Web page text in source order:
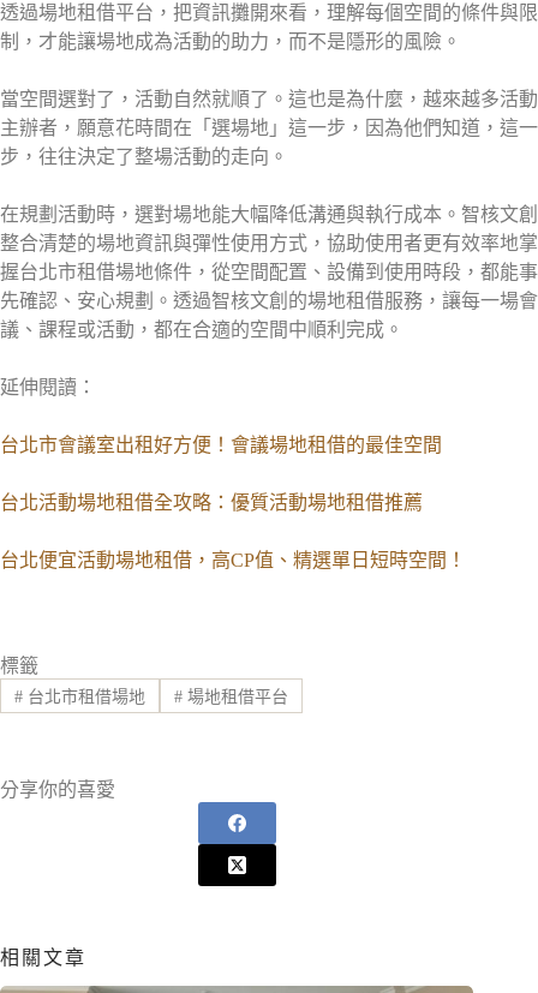
透過場地租借平台，把資訊攤開來看，理解每個空間的條件與限
制，才能讓場地成為活動的助力，而不是隱形的風險。
當空間選對了，活動自然就順了。這也是為什麼，越來越多活動
主辦者，願意花時間在「選場地」這一步，因為他們知道，這一
步，往往決定了整場活動的走向。
在規劃活動時，選對場地能大幅降低溝通與執行成本。智核文創
整合清楚的場地資訊與彈性使用方式，協助使用者更有效率地掌
握台北市租借場地條件，從空間配置、設備到使用時段，都能事
先確認、安心規劃。透過智核文創的場地租借服務，讓每一場會
議、課程或活動，都在合適的空間中順利完成。
延伸閱讀：
台北市會議室出租好方便！會議場地租借的最佳空間
台北活動場地租借全攻略：優質活動場地租借推薦
台北便宜活動場地租借，高CP值、精選單日短時空間！
標籤
#台北市租借場地 #場地租借平台
分享你的喜愛
相關文章